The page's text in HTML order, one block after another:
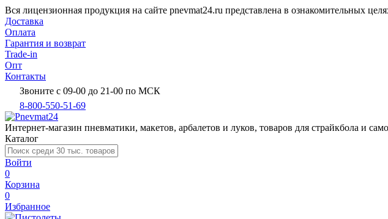
Вся лицензионная продукция на сайте pnevmat24.ru представлена в ознакомительных
Доставка
Оплата
Гарантия и возврат
Trade-in
Опт
Контакты
Звоните с 09-00 до 21-00 по МСК
8-800-550-51-69
Интернет-магазин пневматики, макетов, арбалетов и луков, товаров для страйкбола и
Каталог
Войти
0
Корзина
0
Избранное